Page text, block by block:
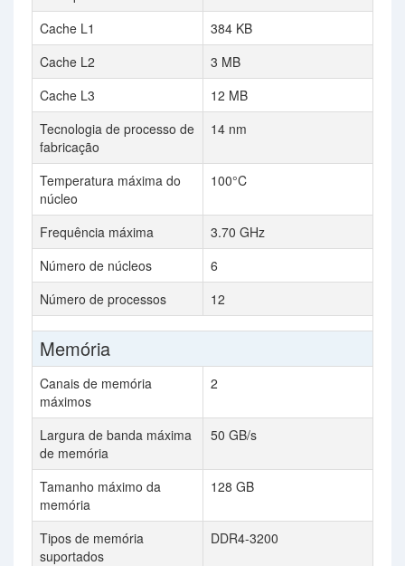
Cache L1
384 KB
Cache L2
3 MB
Cache L3
12 MB
Tecnologia de processo de
fabricação
14 nm
Temperatura máxima do
núcleo
100°C
Frequência máxima
3.70 GHz
Número de núcleos
6
Número de processos
12
Memória
Canais de memória
máximos
2
Largura de banda máxima
de memória
50 GB/s
Tamanho máximo da
memória
128 GB
Tipos de memória
suportados
DDR4-3200